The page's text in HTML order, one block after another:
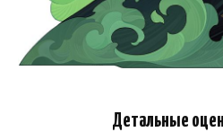
Детальные